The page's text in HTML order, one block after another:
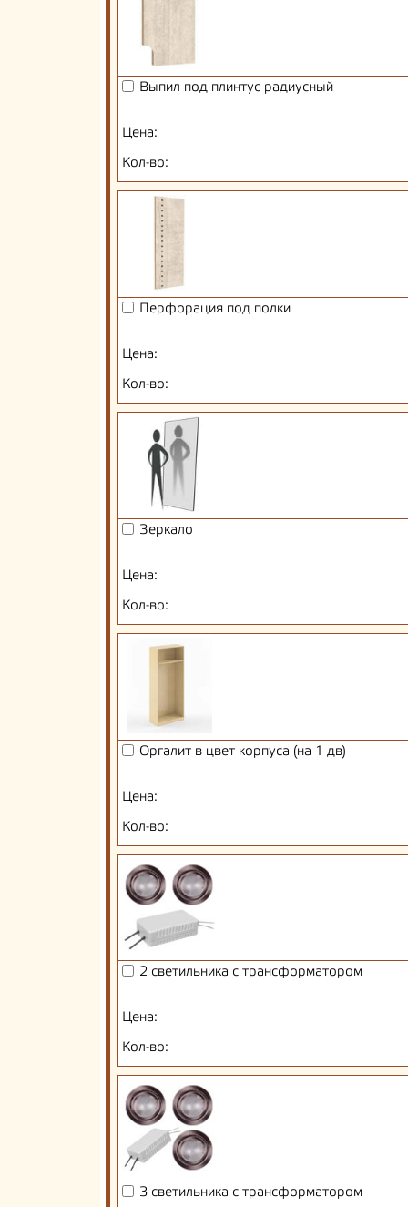
Выпил под плинтус радиусный
Цена:
Кол-во:
Перфорация под полки
Цена:
Кол-во:
Зеркало
Цена:
Кол-во:
Оргалит в цвет корпуса (на 1 дв)
Цена:
Кол-во:
2 светильника с трансформатором
Цена:
Кол-во:
3 светильника с трансформатором